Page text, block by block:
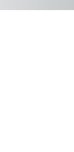
об обработке данных